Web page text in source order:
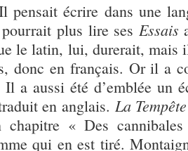
pensait écrire dans une
plus lire ses Essais
le latin, lui, durerait, mais
donc en français. Or il a
a aussi été d’emblée un
en anglais. La Tempête
chapitre « Des
qui en est tiré.